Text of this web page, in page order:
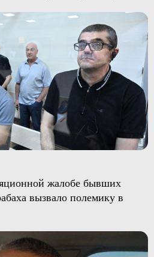
жалобе бывших
вызвало полемику в